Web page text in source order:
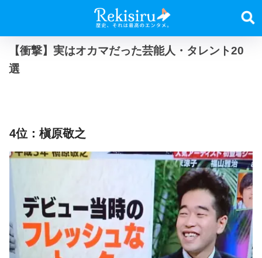
【衝撃】実はオカマだった芸能人・タレント20
選
4位：槇原敬之